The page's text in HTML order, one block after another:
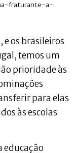
fraturante-a-
e os brasileiros
temos um
prioridade às
para elas
às escolas
educação